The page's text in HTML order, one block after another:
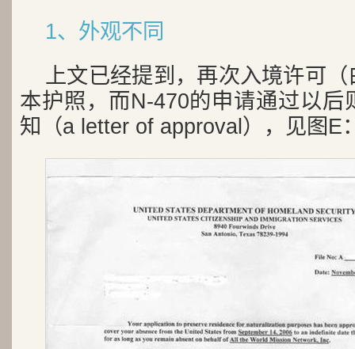
1、外观不同
上文已经提到，再次入境许可
本护照，而N-470的申请通过以后
知（a letter of approval），见图E